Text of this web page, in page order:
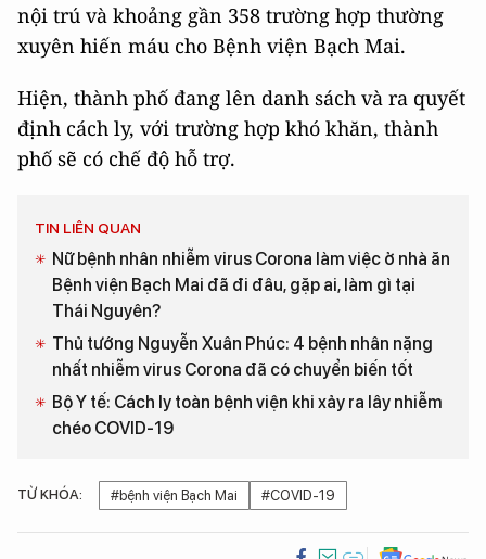
nội trú và khoảng gần 358 trường hợp thường
xuyên hiến máu cho Bệnh viện Bạch Mai.
Hiện, thành phố đang lên danh sách và ra quyết
định cách ly, với trường hợp khó khăn, thành
phố sẽ có chế độ hỗ trợ.
TIN LIÊN QUAN
Nữ bệnh nhân nhiễm virus Corona làm việc ở nhà ăn
Bệnh viện Bạch Mai đã đi đâu, gặp ai, làm gì tại
Thái Nguyên?
Thủ tướng Nguyễn Xuân Phúc: 4 bệnh nhân nặng
nhất nhiễm virus Corona đã có chuyển biến tốt
Bộ Y tế: Cách ly toàn bệnh viện khi xảy ra lây nhiễm
chéo COVID-19
TỪ KHÓA: #bệnh viện Bạch Mai #COVID-19